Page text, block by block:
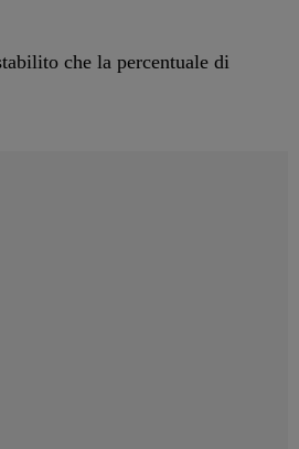
che la percentuale di